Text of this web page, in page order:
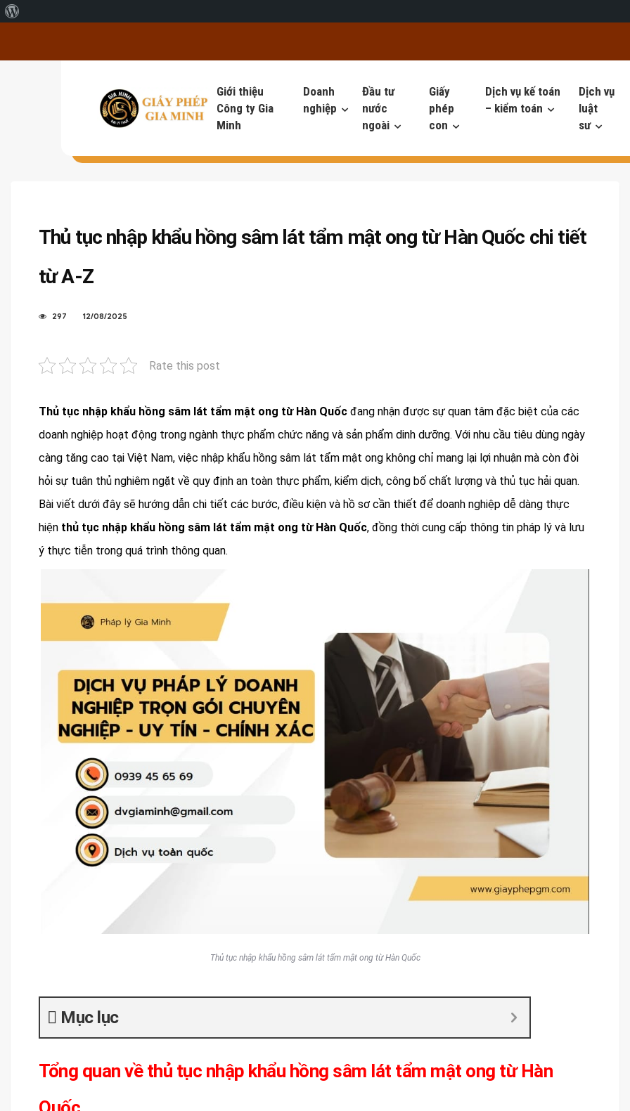
Giới thiệu
Công ty Gia
Minh
Doanh
nghiệp
Đầu tư
nước
ngoài
Giấy
phép
con
Dịch vụ kế toán
– kiểm toán
Dịch vụ
luật
sư
Thủ tục nhập khẩu hồng sâm lát tẩm mật ong từ Hàn Quốc chi tiết
từ A-Z
297 12/08/2025
Rate this post
Thủ tục nhập khẩu hồng sâm lát tẩm mật ong từ Hàn Quốc đang nhận được sự quan tâm đặc biệt của các
doanh nghiệp hoạt động trong ngành thực phẩm chức năng và sản phẩm dinh dưỡng. Với nhu cầu tiêu dùng ngày
càng tăng cao tại Việt Nam, việc nhập khẩu hồng sâm lát tẩm mật ong không chỉ mang lại lợi nhuận mà còn đòi
hỏi sự tuân thủ nghiêm ngặt về quy định an toàn thực phẩm, kiểm dịch, công bố chất lượng và thủ tục hải quan.
Bài viết dưới đây sẽ hướng dẫn chi tiết các bước, điều kiện và hồ sơ cần thiết để doanh nghiệp dễ dàng thực
hiện thủ tục nhập khẩu hồng sâm lát tẩm mật ong từ Hàn Quốc, đồng thời cung cấp thông tin pháp lý và lưu
ý thực tiễn trong quá trình thông quan.
Thủ tục nhập khẩu hồng sâm lát tẩm mật ong từ Hàn Quốc
Mục lục
Tổng quan về thủ tục nhập khẩu hồng sâm lát tẩm mật ong từ Hàn